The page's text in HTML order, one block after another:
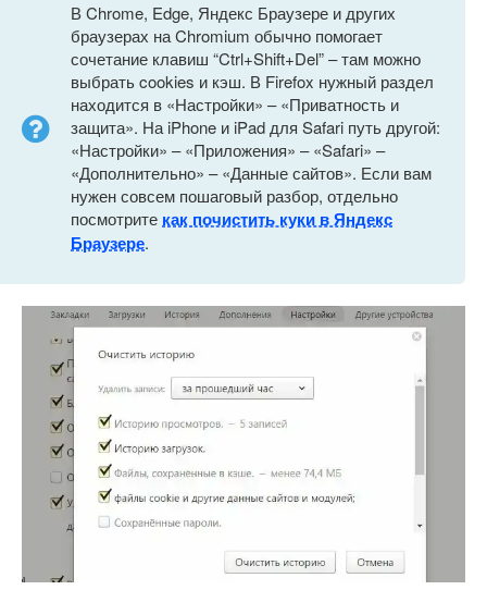
В Chrome, Edge, Яндекс Браузере и других
браузерах на Chromium обычно помогает
сочетание клавиш “Ctrl+Shift+Del” – там можно
выбрать cookies и кэш. В Firefox нужный раздел
находится в «Настройки» – «Приватность и
защита». На iPhone и iPad для Safari путь другой:
«Настройки» – «Приложения» – «Safari» –
«Дополнительно» – «Данные сайтов». Если вам
нужен совсем пошаговый разбор, отдельно
посмотрите как почистить куки в Яндекс
Браузере.